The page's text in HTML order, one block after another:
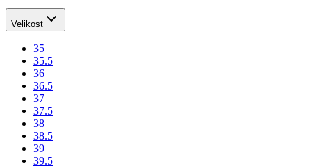
Velikost
35
35.5
36
36.5
37
37.5
38
38.5
39
39.5